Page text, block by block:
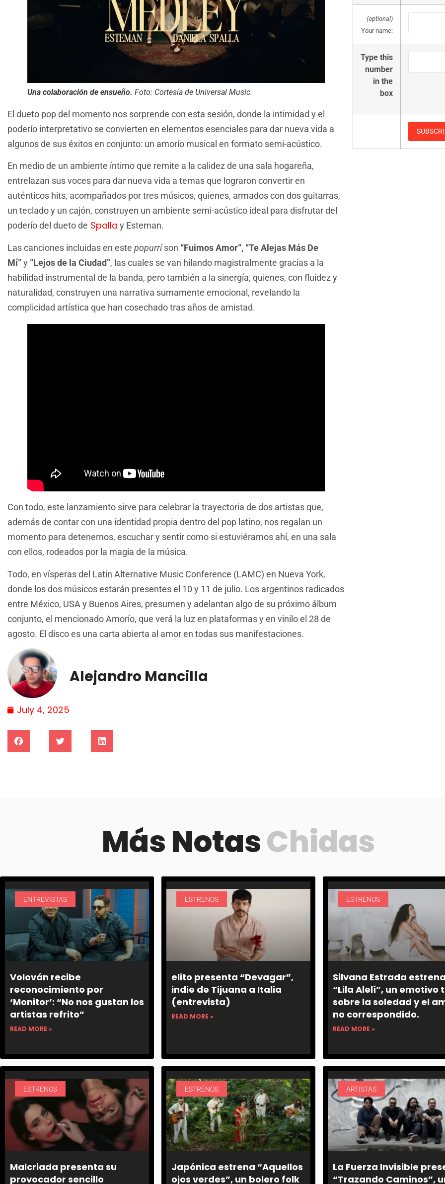
Una colaboración de ensueño. Foto: Cortesía de Universal Music.
El dueto pop del momento nos sorprende con esta sesión, donde la intimidad y el
poderío interpretativo se convierten en elementos esenciales para dar nueva vida a
algunos de sus éxitos en conjunto: un amorío musical en formato semi-acústico.
En medio de un ambiente íntimo que remite a la calidez de una sala hogareña,
entrelazan sus voces para dar nueva vida a temas que lograron convertir en
auténticos hits, acompañados por tres músicos, quienes, armados con dos guitarras,
un teclado y un cajón, construyen un ambiente semi-acústico ideal para disfrutar del
poderío del dueto de Spalla y Esteman.
Las canciones incluidas en este popurríson “Fuimos Amor”, “Te Alejas Más De
Mí”y “Lejos de la Ciudad”, las cuales se van hilando magistralmente gracias a la
habilidad instrumental de la banda, pero también a la sinergía, quienes, con fluidez y
naturalidad, construyen una narrativa sumamente emocional, revelando la
complicidad artística que han cosechado tras años de amistad.
Con todo, este lanzamiento sirve para celebrar la trayectoria de dos artistas que,
además de contar con una identidad propia dentro del pop latino, nos regalan un
momento para detenernos, escuchar y sentir como si estuviéramos ahí, en una sala
con ellos, rodeados por la magia de la música.
Todo, en vísperas del Latin Alternative Music Conference (LAMC) en Nueva York,
donde los dos músicos estarán presentes el 10 y 11 de julio. Los argentinos radicados
entre México, USA y Buenos Aires, presumen y adelantan algo de su próximo álbum
conjunto, el mencionado Amorío, que verá la luz en plataformas y en vinilo el 28 de
agosto. El disco es una carta abierta al amor en todas sus manifestaciones.
Alejandro Mancilla
July 4, 2025
(optional)
Your name:
Type this
number
in the
box
Más NotasChidas
ENTREVISTAS
Volován recibe
reconocimiento por
‘Monitor’: “No nos gustan los
artistas refrito”
READ MORE »
ESTRENOS
elito presenta “Devagar”,
indie de Tijuana a Italia
(entrevista)
READ MORE »
ESTRENOS
Silvana Estrada
“Lila Alelí”, un emotivo
sobre la soledad y el
no correspondido.
READ MORE »
ESTRENOS
Malcriada presenta su
provocador sencillo
ESTRENOS
Japónica estrena “Aquellos
ojos verdes”, un bolero folk
ARTISTAS
La Fuerza Invisible
“Trazando Caminos”,